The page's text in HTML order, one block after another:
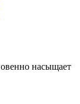
насыщает